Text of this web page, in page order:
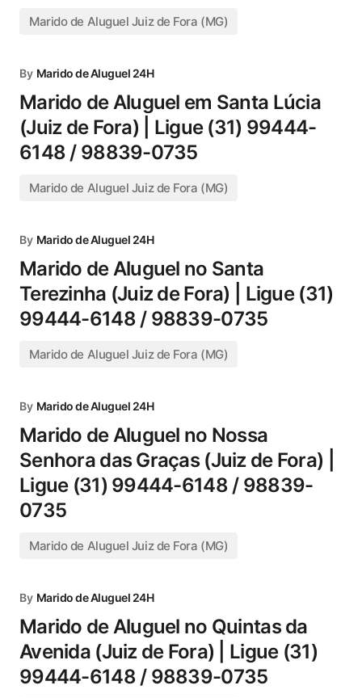
Marido de Aluguel Juiz de Fora (MG)
By Marido de Aluguel 24H
Marido de Aluguel em Santa Lúcia
(Juiz de Fora) | Ligue (31) 99444-
6148 / 98839-0735
Marido de Aluguel Juiz de Fora (MG)
By Marido de Aluguel 24H
Marido de Aluguel no Santa
Terezinha (Juiz de Fora) | Ligue (31)
99444-6148 / 98839-0735
Marido de Aluguel Juiz de Fora (MG)
By Marido de Aluguel 24H
Marido de Aluguel no Nossa
Senhora das Graças (Juiz de Fora) |
Ligue (31) 99444-6148 / 98839-
0735
Marido de Aluguel Juiz de Fora (MG)
By Marido de Aluguel 24H
Marido de Aluguel no Quintas da
Avenida (Juiz de Fora) | Ligue (31)
99444-6148 / 98839-0735